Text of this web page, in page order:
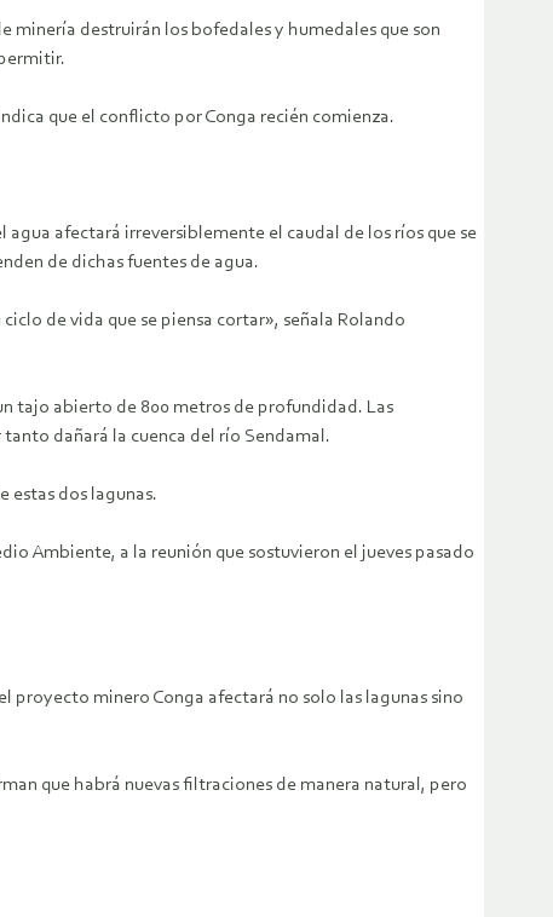
minería destruirán los bofedales y humedales que son
que el conflicto por Conga recién comienza.
afectará irreversiblemente el caudal de los ríos que se
de dichas fuentes de agua.
de vida que se piensa cortar», señala Rolando
tajo abierto de 800 metros de profundidad. Las
dañará la cuenca del río Sendamal.
estas dos lagunas.
Ambiente, a la reunión que sostuvieron el jueves pasado
proyecto minero Conga afectará no solo las lagunas sino
que habrá nuevas filtraciones de manera natural, pero